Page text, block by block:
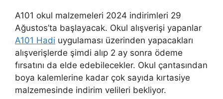
A101 okul malzemeleri 2024 indirimleri 29
Ağustos’ta başlayacak. Okul alışverişi yapanlar
A101 Hadi uygulaması üzerinden yapacakları
alışverişlerde şimdi alıp 2 ay sonra ödeme
fırsatını da elde edebilecekler. Okul çantasından
boya kalemlerine kadar çok sayıda kırtasiye
malzemesinde indirim velileri bekliyor.